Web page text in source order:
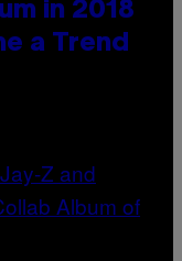
in 2018
a Trend